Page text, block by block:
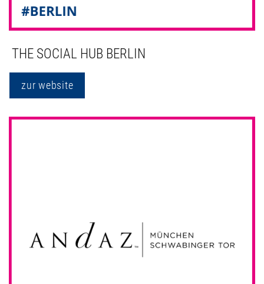
THE SOCIAL HUB BERLIN
zur website